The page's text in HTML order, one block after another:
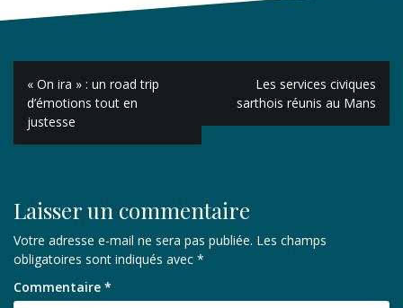
Navigation
de
l’article
« On ira » : un road trip
d’émotions tout en
justesse
Les services civiques
sarthois réunis au Mans
Laisser un commentaire
Votre adresse e-mail ne sera pas publiée. Les champs
obligatoires sont indiqués avec *
Commentaire *